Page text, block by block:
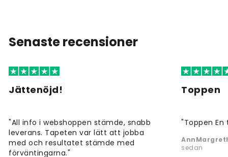
Senaste recensioner
Jättenöjd!
"All info i webshoppen stämde, snabb
leverans. Tapeten var lätt att jobba
med och resultatet stämde med
förväntingarna."
Toppen
"Toppen
sedan